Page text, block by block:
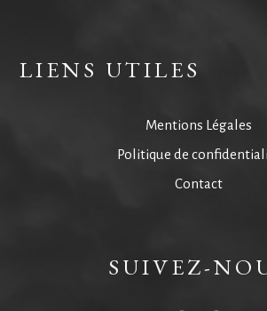
LIENS UTILES
Mentions Légales
Politique de
Contact
SUIVEZ-